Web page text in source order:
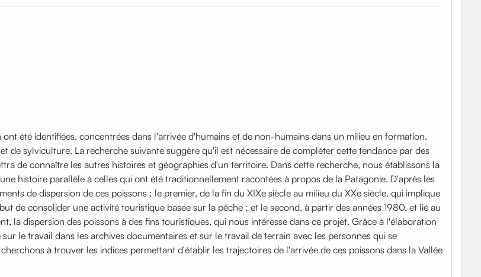
été identifiées, concentrées dans l'arrivée d'humains et de non-humains dans un milieu en formation,
de sylviculture. La recherche suivante suggère qu'il est nécessaire de compléter cette tendance par des
de connaître les autres histoires et géographies d'un territoire. Dans cette recherche, nous établissons la
histoire parallèle à celles qui ont été traditionnellement racontées à propos de la Patagonie. D'après les
de dispersion de ces poissons : le premier, de la fin du XIXe siècle au milieu du XXe siècle, qui implique
de consolider une activité touristique basée sur la pêche ; et le second, à partir des années 1980, et lié au
la dispersion des poissons à des fins touristiques, qui nous intéresse dans ce projet. Grâce à l'élaboration
le travail dans les archives documentaires et sur le travail de terrain avec les personnes qui se
à trouver les indices permettant d'établir les trajectoires de l'arrivée de ces poissons dans la Vallée